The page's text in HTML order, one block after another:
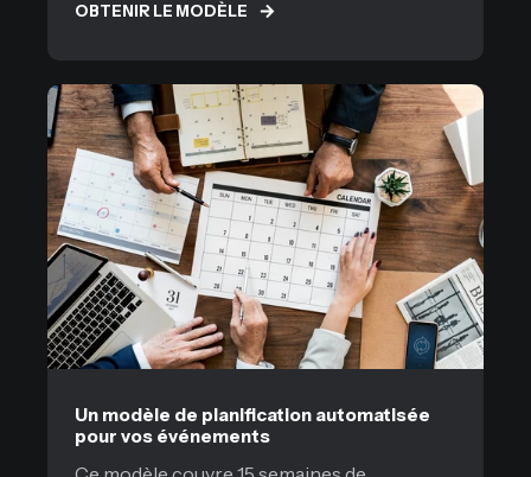
OBTENIR LE MODÈLE
Un modèle de planification automatisée
pour vos événements